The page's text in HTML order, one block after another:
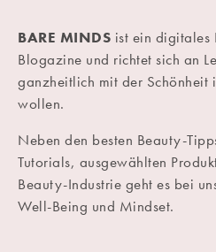
BARE MINDS ist ein digitales
Blogazine und richtet sich an
ganzheitlich mit der Schönheit
wollen.
Neben den besten Beauty-
Tutorials, ausgewählten
Beauty-Industrie geht es bei
Well-Being und Mindset.